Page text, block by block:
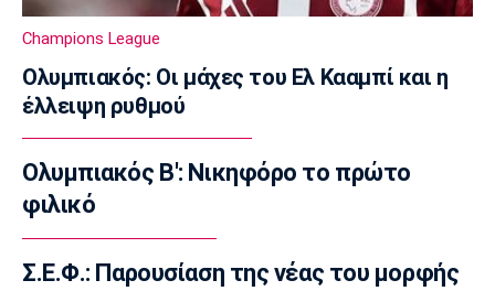
Απεβίωσε ο πατέρας του Μέσι
16:00
Ποδόσφαιρο - Διεθνή
Χαλ: Βασικός ο Τζολάκης
15:45
Ποδόσφαιρο - Διεθνή
Κι επίσημα στην Άρσεναλ ο Μπρούνο
Champions League
Ολυμπιακός: Οι μάχες του Ελ Κααμπί και η
έλλειψη ρυθμού
Ολυμπιακός Β': Νικηφόρο το πρώτο
φιλικό
Σ.Ε.Φ.: Παρουσίαση της νέας του μορφής